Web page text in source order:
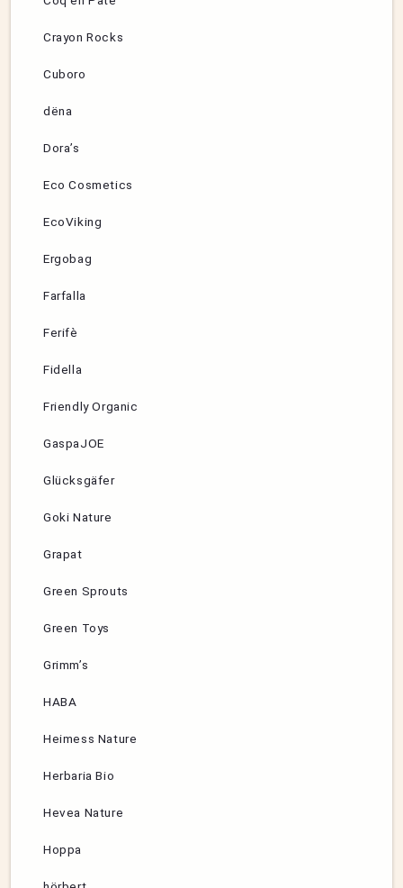
Crayon Rocks
Cuboro
dëna
Dora’s
Eco Cosmetics
EcoViking
Ergobag
Farfalla
Ferifè
Fidella
Friendly Organic
GaspaJOE
Glücksgäfer
Goki Nature
Grapat
Green Sprouts
Green Toys
Grimm’s
HABA
Heimess Nature
Herbaria Bio
Hevea Nature
Hoppa